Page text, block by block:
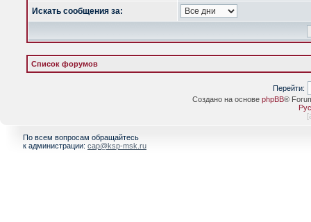
Искать сообщения за:
Список форумов
Перейти:
Создано на основе phpBB®
[
По всем вопросам обращайтесь
к администрации: cap@ksp-msk.ru